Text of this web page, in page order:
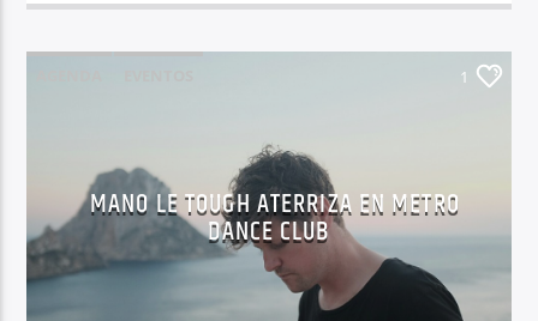
1
MANO LE TOUGH ATERRIZA EN METRO
DANCE CLUB